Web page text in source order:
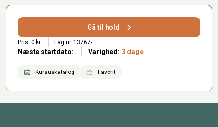
Gå til hold
Pris: 0 kr. Fag nr. 13767-
Næste startdato: Varighed: 3 dage
Kursuskatalog Favorit